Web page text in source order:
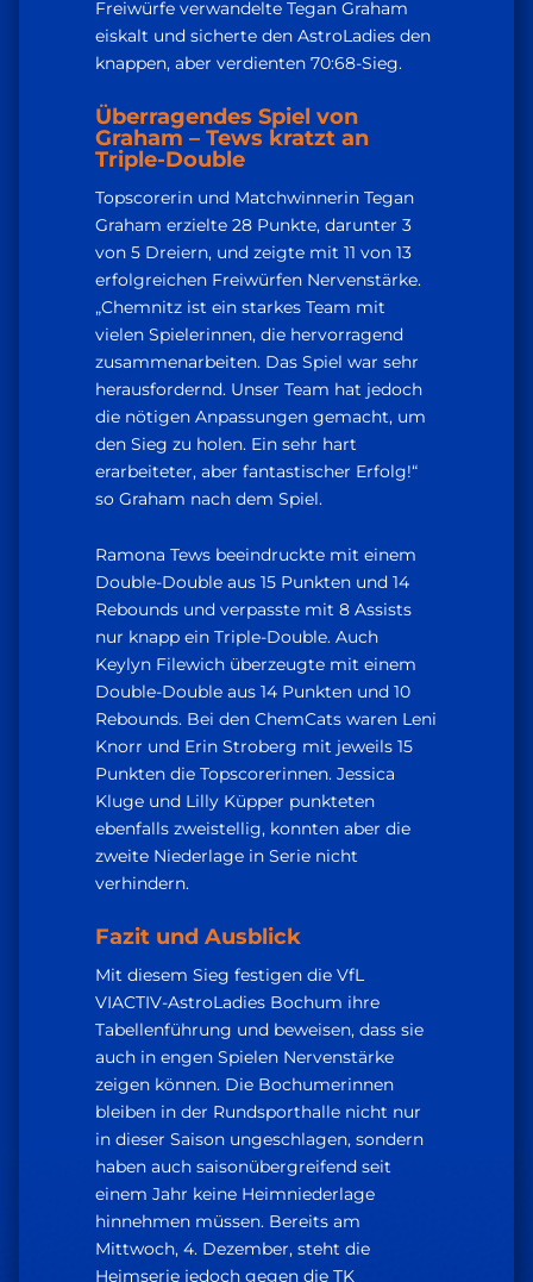
Freiwürfe verwandelte Tegan Graham
eiskalt und sicherte den AstroLadies den
knappen, aber verdienten 70:68-Sieg.
Überragendes Spiel von
Graham – Tews kratzt an
Triple-Double
Topscorerin und Matchwinnerin Tegan
Graham erzielte 28 Punkte, darunter 3
von 5 Dreiern, und zeigte mit 11 von 13
erfolgreichen Freiwürfen Nervenstärke.
„Chemnitz ist ein starkes Team mit
vielen Spielerinnen, die hervorragend
zusammenarbeiten. Das Spiel war sehr
herausfordernd. Unser Team hat jedoch
die nötigen Anpassungen gemacht, um
den Sieg zu holen. Ein sehr hart
erarbeiteter, aber fantastischer Erfolg!“
so Graham nach dem Spiel.
Ramona Tews beeindruckte mit einem
Double-Double aus 15 Punkten und 14
Rebounds und verpasste mit 8 Assists
nur knapp ein Triple-Double. Auch
Keylyn Filewich überzeugte mit einem
Double-Double aus 14 Punkten und 10
Rebounds. Bei den ChemCats waren Leni
Knorr und Erin Stroberg mit jeweils 15
Punkten die Topscorerinnen. Jessica
Kluge und Lilly Küpper punkteten
ebenfalls zweistellig, konnten aber die
zweite Niederlage in Serie nicht
verhindern.
Fazit und Ausblick
Mit diesem Sieg festigen die VfL
VIACTIV-AstroLadies Bochum ihre
Tabellenführung und beweisen, dass sie
auch in engen Spielen Nervenstärke
zeigen können. Die Bochumerinnen
bleiben in der Rundsporthalle nicht nur
in dieser Saison ungeschlagen, sondern
haben auch saisonübergreifend seit
einem Jahr keine Heimniederlage
hinnehmen müssen. Bereits am
Mittwoch, 4. Dezember, steht die
Heimserie jedoch gegen die TK